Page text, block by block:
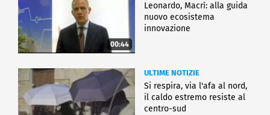
00:44
Leonardo, Macrì: alla guida
nuovo ecosistema
innovazione
ULTIME NOTIZIE
Si respira, via l'afa al nord,
il caldo estremo resiste al
centro-sud